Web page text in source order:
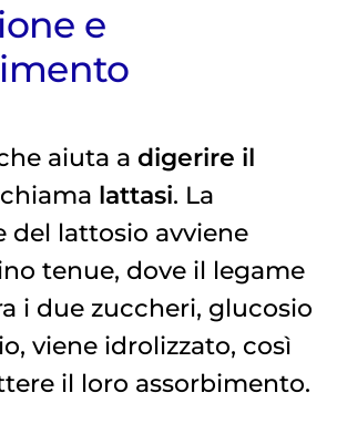
e
aiuta a digerire il
lattasi. La
del lattosio avviene
tenue, dove il legame
i due zuccheri, glucosio
viene idrolizzato, così
il loro assorbimento.